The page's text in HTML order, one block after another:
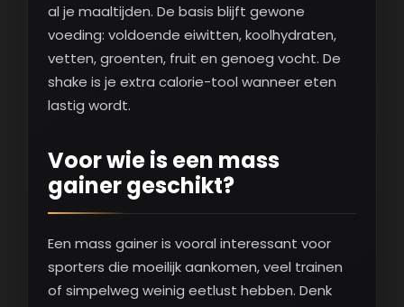
al je maaltijden. De basis blijft gewone
voeding: voldoende eiwitten, koolhydraten,
vetten, groenten, fruit en genoeg vocht. De
shake is je extra calorie-tool wanneer eten
lastig wordt.
Voor wie is een mass
gainer geschikt?
Een mass gainer is vooral interessant voor
sporters die moeilijk aankomen, veel trainen
of simpelweg weinig eetlust hebben. Denk